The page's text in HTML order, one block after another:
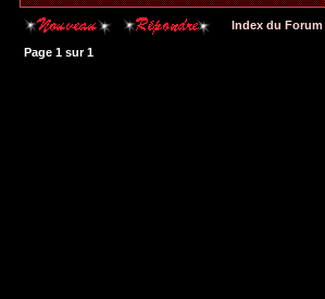
Index du Forum
Page 1 sur1